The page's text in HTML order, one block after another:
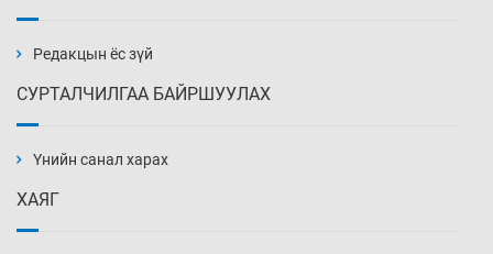
5 цаг 57 мин
6 цаг 27 мин
Редакцын ёс зүй
СУРТАЛЧИЛГАА БАЙРШУУЛАХ
Үнийн санал харах
ХАЯГ